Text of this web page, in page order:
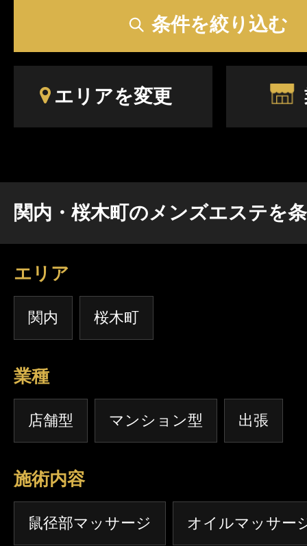
条件を絞り込む
エリアを変更
関内・桜木町のメンズエステを
エリア
関内 桜木町
業種
店舗型 マンション型 出張
施術内容
鼠径部マッサージ オイルマッサー